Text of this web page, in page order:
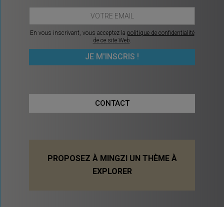
En vous inscrivant, vous acceptez la politique de confidentialité
de ce site Web
CONTACT
PROPOSEZ À MINGZI UN THÈME À
EXPLORER